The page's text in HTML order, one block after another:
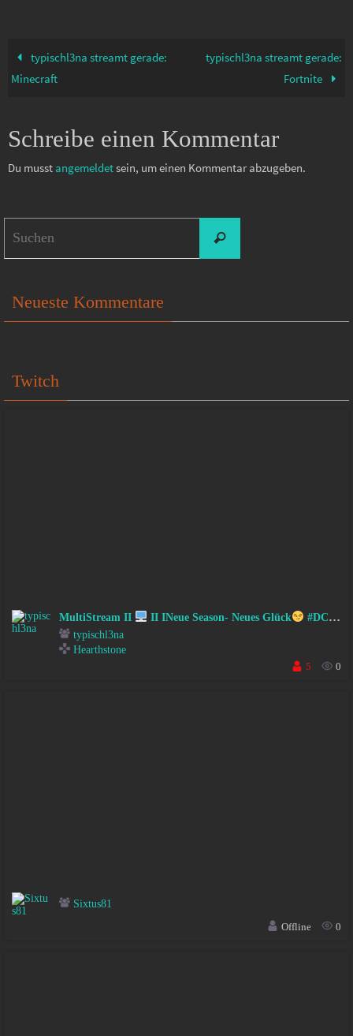
typischl3na streamt gerade:
Minecraft
typischl3na streamt gerade:
Fortnite
Schreibe einen Kommentar
Du musst angemeldetsein, um einen Kommentar abzugeben.
Suchen
Neueste Kommentare
Twitch
MultiStream II II INeue Season- Neues Glück
#DC #FSK18
typischl3na
Hearthstone
5
0
Sixtus81
Offline
0